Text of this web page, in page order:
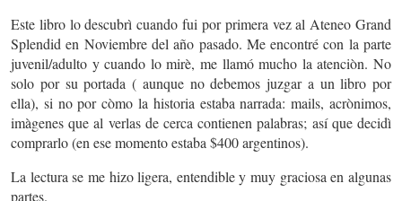
Este libro lo descubrì cuando fui por primera vez al Ateneo Grand
Splendid en Noviembre del año pasado. Me encontré con la parte
juvenil/adulto y cuando lo mirè, me llamó mucho la atenciòn. No
solo por su portada ( aunque no debemos juzgar a un libro por
ella), si no por còmo la historia estaba narrada: mails, acrònimos,
imàgenes que al verlas de cerca contienen palabras; así que decidì
comprarlo (en ese momento estaba $400 argentinos).
La lectura se me hizo ligera, entendible y muy graciosa en algunas
partes.